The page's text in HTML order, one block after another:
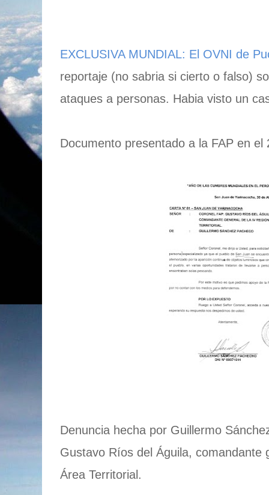
EXCLUSIVA MUNDIAL: El OVNI de
reportaje (no sabria si cierto o falso)
ataques a personas. Habia visto un
Documento presentado a la FAP en el
Denuncia hecha por Guillermo
Gustavo Ríos del Águila, comandante
Área Territorial.